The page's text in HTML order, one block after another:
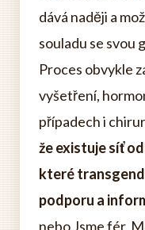
dává naději a
souladu se svou
Proces obvykle
vyšetření,
případech i
že existuje síť
které
podporu a
nebo Jsme fér.